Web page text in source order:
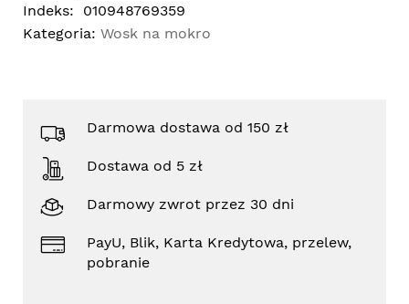
Indeks:
010948769359
Kategoria: Wosk na mokro
Darmowa dostawa od 150 zł
Dostawa od 5 zł
Darmowy zwrot przez 30 dni
PayU, Blik, Karta Kredytowa, przelew,
pobranie